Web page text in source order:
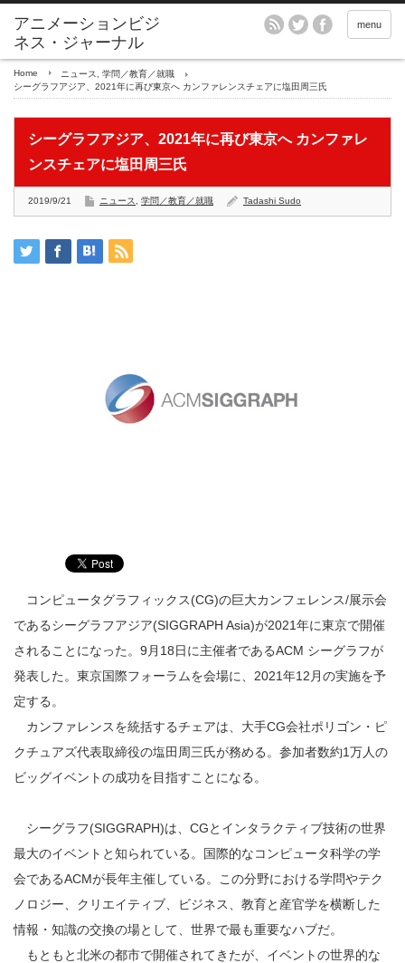
アニメーションビジ
ネス・ジャーナル
menu
Home ニュース
学問／教育／就職
シーグラフアジア、2021年に再び東京へ カンファレンスチェアに塩田周三氏
シーグラフアジア、2021年に再び東京へ カンファレ
ンスチェアに塩田周三氏
2019/9/21 ニュース 学問／教育／就職 Tadashi Sudo
コンピュータグラフィックス(CG)の巨大カンフェレンス/展示会
であるシーグラフアジア(SIGGRAPH Asia)が2021年に東京で開催
されることになった。9月18日に主催者であるACM シーグラフが
発表した。東京国際フォーラムを会場に、2021年12月の実施を予
定する。
カンファレンスを統括するチェアは、大手CG会社ポリゴン・ピ
クチュアズ代表取締役の塩田周三氏が務める。参加者数約1万人の
ビッグイベントの成功を目指すことになる。
シーグラフ(SIGGRAPH)は、CGとインタラクティブ技術の世界
最大のイベントと知られている。国際的なコンピュータ科学の学
会であるACMが長年主催している。この分野における学問やテク
ノロジー、クリエイティブ、ビジネス、教育と産官学を横断した
情報・知識の交換の場として、世界で最も重要なハブだ。
もともと北米の都市で開催されてきたが、イベントの世界的な